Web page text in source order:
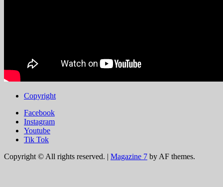
Copyright
Facebook
Instagram
Youtube
Tik Tok
Copyright © All rights reserved. | Magazine 7 by AF themes.